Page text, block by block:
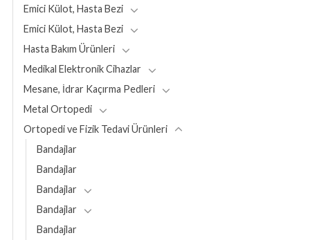
Emici Külot, Hasta Bezi
Emici Külot, Hasta Bezi
Hasta Bakım Ürünleri
Medikal Elektronik Cihazlar
Mesane, İdrar Kaçırma Pedleri
Metal Ortopedi
Ortopedi ve Fizik Tedavi Ürünleri
Bandajlar
Bandajlar
Bandajlar
Bandajlar
Bandajlar